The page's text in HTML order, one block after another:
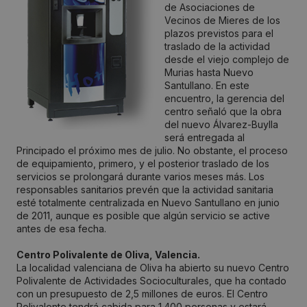
de Asociaciones de
Vecinos de Mieres de los
plazos previstos para el
traslado de la actividad
desde el viejo complejo de
Murias hasta Nuevo
Santullano. En este
encuentro, la gerencia del
centro señaló que la obra
del nuevo Álvarez-Buylla
será entregada al
Principado el próximo mes de julio. No obstante, el proceso
de equipamiento, primero, y el posterior traslado de los
servicios se prolongará durante varios meses más. Los
responsables sanitarios prevén que la actividad sanitaria
esté totalmente centralizada en Nuevo Santullano en junio
de 2011, aunque es posible que algún servicio se active
antes de esa fecha.
Centro Polivalente de Oliva, Valencia.
La localidad valenciana de Oliva ha abierto su nuevo Centro
Polivalente de Actividades Socioculturales, que ha contado
con un presupuesto de 2,5 millones de euros. El Centro